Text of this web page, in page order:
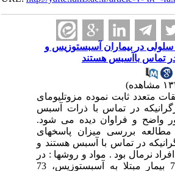
در بیماران آسبستوزیس و
تماس باآسبس هستند
متعدد ثابت نموده مزوتلیومای
در تماس با ذرات آسبس
واضح و فراوان دیده می شود.
بررسی میزان پاسخهای
در تماس با آسبس هستند و
نرمال بود . مواد و روشها : در
این مطالعه 7 بیمار مبتلا به آسبستوزیس، 73